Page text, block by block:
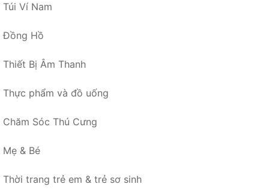
Túi Ví Nam
Đồng Hồ
Thiết Bị Âm Thanh
Thực phẩm và đồ uống
Chăm Sóc Thú Cưng
Mẹ & Bé
Thời trang trẻ em & trẻ sơ sinh